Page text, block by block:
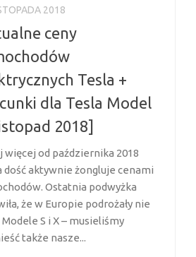
2018
ceny
Tesla +
dla Tesla Model
2018]
więcej od października 2018
dość aktywnie żongluje cenami
Ostatnia podwyżka
że w Europie podrożały nie
S i X – musieliśmy
także nasze...